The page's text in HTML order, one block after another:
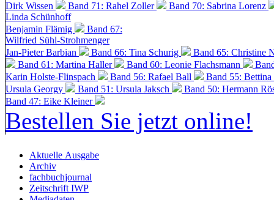
Dirk Wissen
Band 71: Rahel Zoller
Band 70: Sabrina Lorenz
Linda Schünhoff
Benjamin Flämig
Band 67:
Wilfried Sühl-Strohmenger
Jan-Pieter Barbian
Band 66: Tina Schurig
Band 65: Christine
Band 61: Martina Haller
Band 60: Leonie Flachsmann
Karin Holste-Flinspach
Band 56: Rafael Ball
Band 55:
Ursula Georgy
Band 51: Ursula Jaksch Band 50: Hermann
Band 47: Eike Kleiner
Bestellen Sie jetzt online!
Aktuelle Ausgabe
Archiv
fachbuchjournal
Zeitschrift IWP